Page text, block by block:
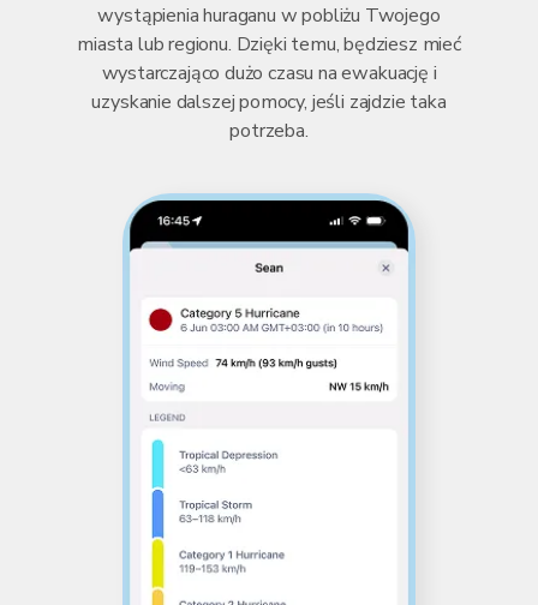
wystąpienia huraganu w pobliżu Twojego
miasta lub regionu. Dzięki temu, będziesz mieć
wystarczająco dużo czasu na ewakuację i
uzyskanie dalszej pomocy, jeśli zajdzie taka
potrzeba.